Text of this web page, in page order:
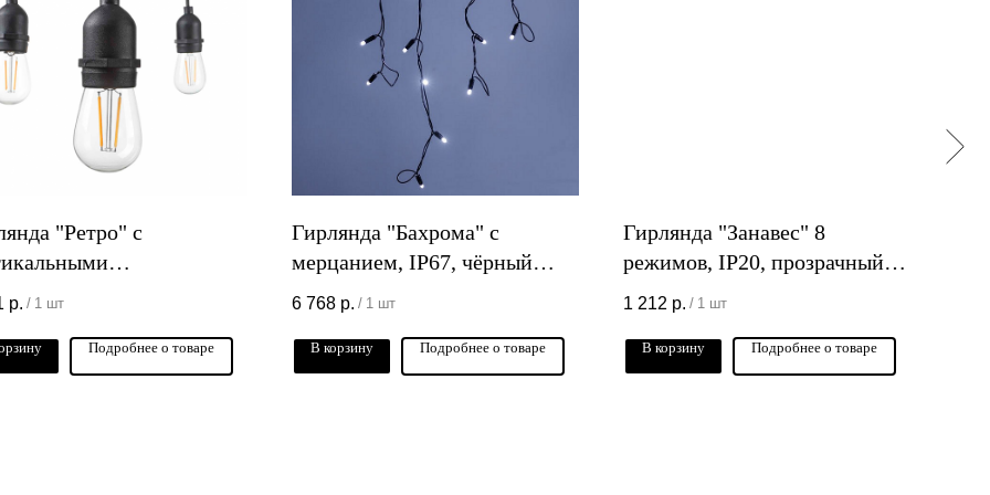
"Ретро" с
IP65, 10м
р. / 1 шт
Подробнее о товаре
Гирлянда "Бахрома" с
мерцанием, IP67, чёрный
провод, 3x0,7м
6 768 р. / 1 шт
В корзину Подробнее о товаре
Гирлянда "Занавес" 8
режимов, IP20, прозрачный
провод, 2x1м
1 212 р. / 1 шт
В корзину Подробнее о товаре